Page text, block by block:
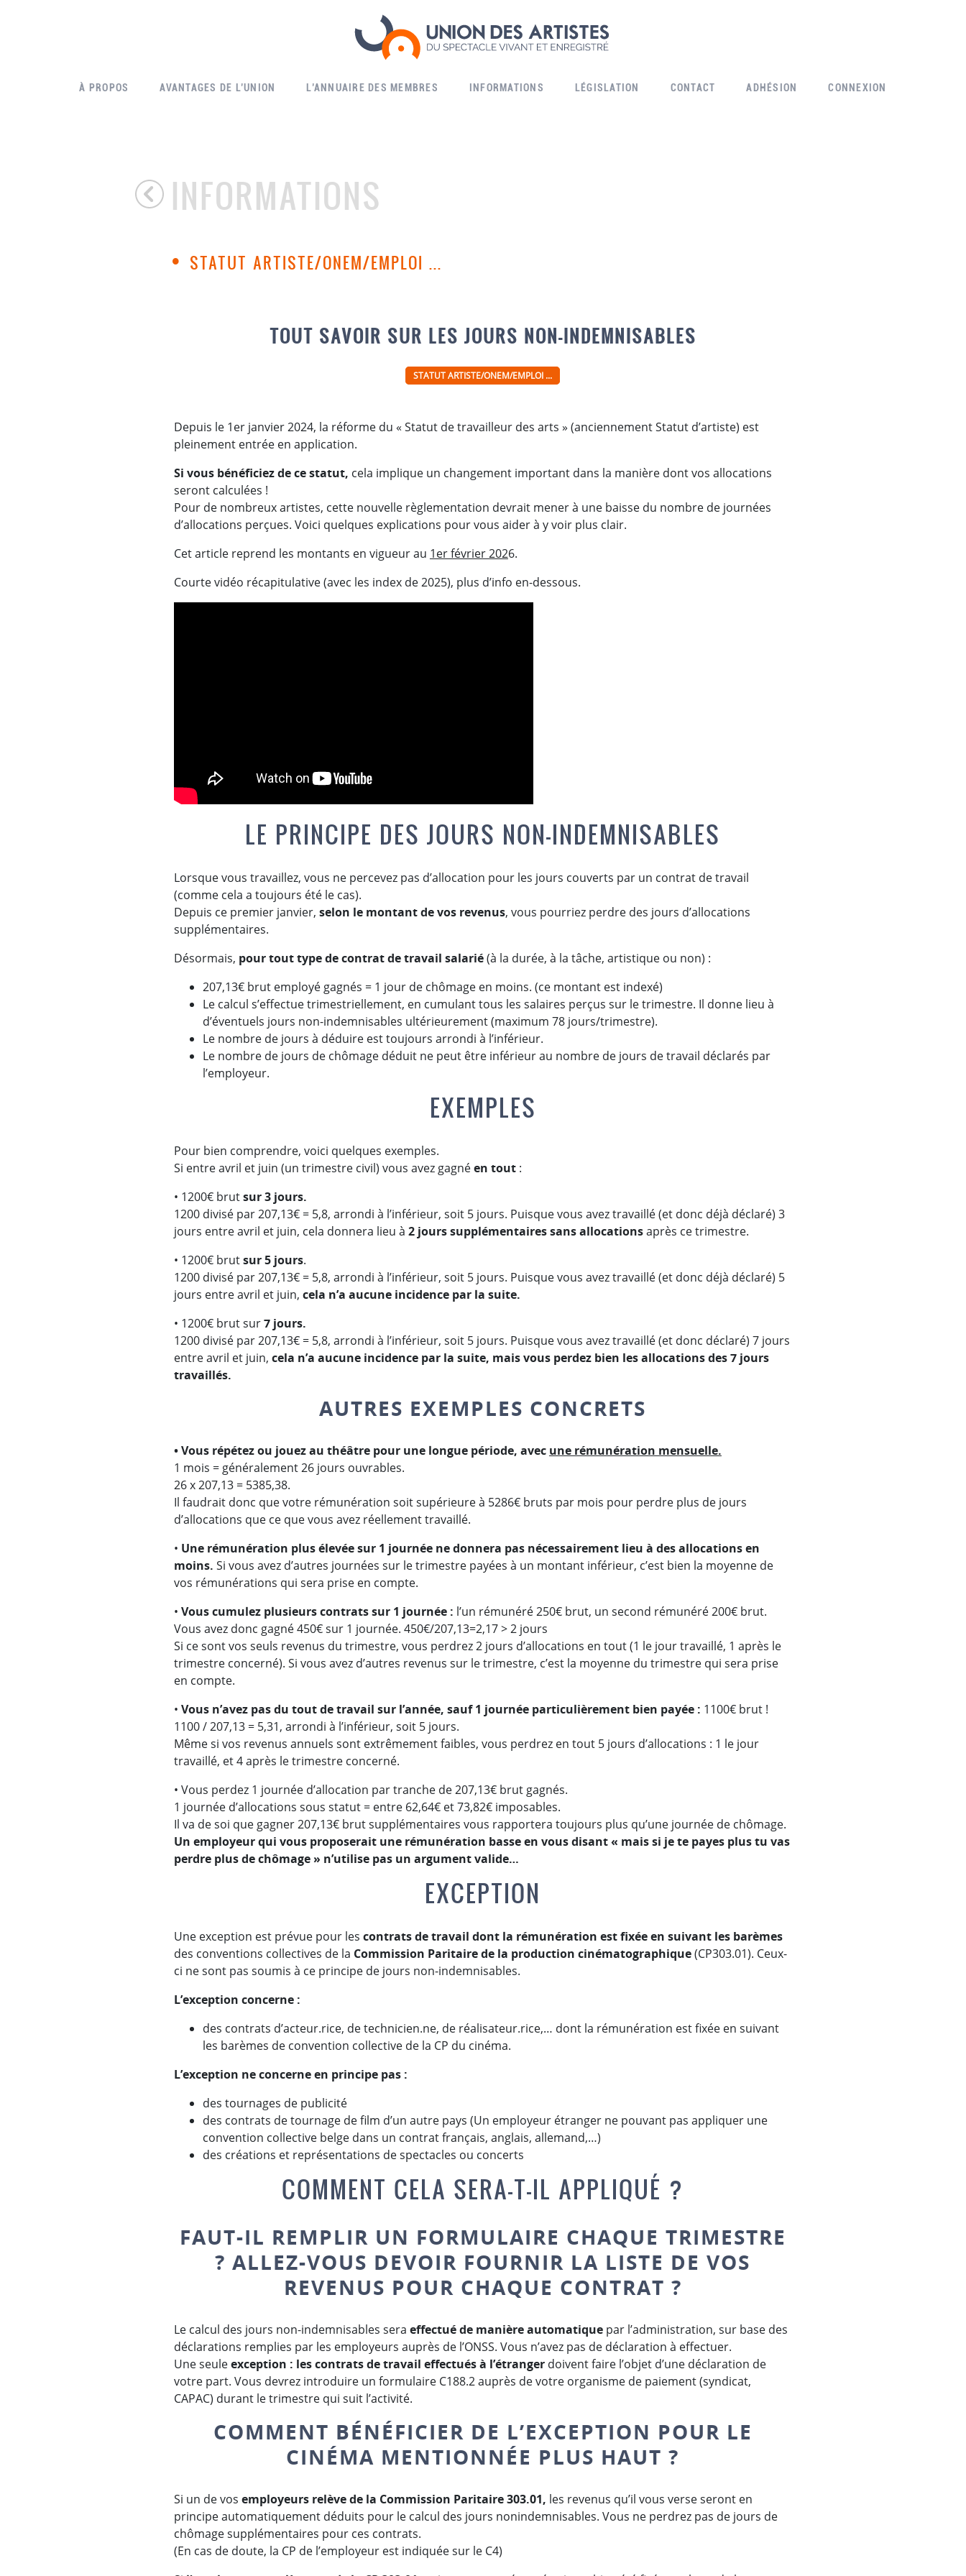
À PROPOS AVANTAGES DE L’UNION L’ANNUAIRE DES MEMBRES INFORMATIONS LÉGISLATION CONTACT ADHÉSION CONNEXION
INFORMATIONS
• STATUT ARTISTE/ONEM/EMPLOI ...
TOUT SAVOIR SUR LES JOURS NON-INDEMNISABLES
STATUT ARTISTE/ONEM/EMPLOI ...
Depuis le 1er janvier 2024, la réforme du « Statut de travailleur des arts » (anciennement Statut d’artiste) est
pleinement entrée en application.
Si vous bénéficiez de ce statut, cela implique un changement important dans la manière dont vos allocations
seront calculées !
Pour de nombreux artistes, cette nouvelle règlementation devrait mener à une baisse du nombre de journées
d’allocations perçues. Voici quelques explications pour vous aider à y voir plus clair.
Cet article reprend les montants en vigueur au 1er février 2026.
Courte vidéo récapitulative (avec les index de 2025), plus d’info en-dessous.
LE PRINCIPE DES JOURS NON-INDEMNISABLES
Lorsque vous travaillez, vous ne percevez pas d’allocation pour les jours couverts par un contrat de travail
(comme cela a toujours été le cas).
Depuis ce premier janvier, selon le montant de vos revenus, vous pourriez perdre des jours d’allocations
supplémentaires.
Désormais, pour tout type de contratde travail salarié(à la durée, à la tâche, artistique ou non) :
207,13€ brut employé gagnés = 1 jour de chômage en moins. (ce montant est indexé)
Le calcul s’effectue trimestriellement, en cumulant tous les salaires perçus sur le trimestre. Il donne lieu à
d’éventuels jours non-indemnisables ultérieurement (maximum 78 jours/trimestre).
Le nombre de jours à déduire est toujours arrondi à l’inférieur.
Le nombre de jours de chômage déduit ne peut être inférieur au nombre de jours de travail déclarés par
l’employeur.
EXEMPLES
Pour bien comprendre, voici quelques exemples.
Si entre avril et juin (un trimestre civil) vous avez gagnéen tout:
• 1200€ brutsur 3 jours.
1200 divisé par 207,13€ = 5,8, arrondi à l’inférieur, soit 5 jours. Puisque vous avez travaillé (et donc déjà déclaré) 3
jours entre avril et juin, cela donnera lieu à 2 jours supplémentaires sans allocationsaprès ce trimestre.
• 1200€ brutsur 5 jours.
1200 divisé par 207,13€ = 5,8, arrondi à l’inférieur, soit 5 jours. Puisque vous avez travaillé (et donc déjà déclaré) 5
jours entre avril et juin, cela n’a aucune incidence par la suite.
• 1200€ brut sur7 jours.
1200 divisé par 207,13€ = 5,8, arrondi à l’inférieur, soit 5 jours. Puisque vous avez travaillé (et donc déclaré) 7 jours
entre avril et juin, cela n’a aucune incidence par la suite, mais vous perdez bien les allocations des 7 jours
travaillés.
AUTRES EXEMPLES CONCRETS
• Vous répétez ou jouez au théâtre pour une longue période, avec une rémunération mensuelle.
1 mois = généralement 26 jours ouvrables.
26 x 207,13 = 5385,38.
Il faudrait donc que votre rémunération soit supérieure à 5286€ bruts par mois pour perdre plus de jours
d’allocations que ce que vous avez réellement travaillé.
• Une rémunération plus élevée sur 1 journée ne donnera pas nécessairement lieu à des allocations en
moins. Si vous avez d’autres journées sur le trimestre payées à un montant inférieur, c’est bien la moyenne de
vos rémunérations qui sera prise en compte.
• Vous cumulez plusieurs contrats sur 1 journée : l’un rémunéré 250€ brut, un second rémunéré 200€ brut.
Vous avez donc gagné 450€ sur 1 journée. 450€/207,13=2,17 > 2 jours
Si ce sont vos seuls revenus du trimestre, vous perdrez 2 jours d’allocations en tout (1 le jour travaillé, 1 après le
trimestre concerné). Si vous avez d’autres revenus sur le trimestre, c’est la moyenne du trimestre qui sera prise
en compte.
• Vous n’avez pas du tout de travail sur l’année, sauf 1 journée particulièrement bien payée : 1100€ brut !
1100 / 207,13 = 5,31, arrondi à l’inférieur, soit 5 jours.
Même si vos revenus annuels sont extrêmement faibles, vous perdrez en tout 5 jours d’allocations : 1 le jour
travaillé, et 4 après le trimestre concerné.
• Vous perdez 1 journée d’allocation par tranche de 207,13€ brut gagnés.
1 journée d’allocations sous statut = entre 62,64€ et 73,82€ imposables.
Il va de soi que gagner 207,13€ brut supplémentaires vous rapportera toujours plus qu’une journée de chômage.
Un employeur qui vous proposerait une rémunération basse en vous disant « mais si je te payes plus tu vas
perdre plus de chômage » n’utilise pas un argument valide…
EXCEPTION
Une exception est prévue pour les contrats de travail dont la rémunération est fixée en suivant les barèmes
des conventions collectives de la Commission Paritaire de la production cinématographique(CP303.01). Ceux-
ci ne sont pas soumis à ce principe de jours non-indemnisables.
L’exception concerne :
des contrats d’acteur.rice, de technicien.ne, de réalisateur.rice,… dont la rémunération est fixée en suivant
les barèmes de convention collective de la CP du cinéma.
L’exception ne concerne en principe pas :
des tournages de publicité
des contrats de tournage de film d’un autre pays (Un employeur étranger ne pouvant pas appliquer une
convention collective belge dans un contrat français, anglais, allemand,…)
des créations et représentations de spectacles ou concerts
COMMENT CELA SERA-T-IL APPLIQUÉ ?
FAUT-IL REMPLIR UN FORMULAIRE CHAQUE TRIMESTRE
? ALLEZ-VOUS DEVOIR FOURNIR LA LISTE DE VOS
REVENUS POUR CHAQUE CONTRAT ?
Le calcul des jours non-indemnisables sera effectué de manière automatiquepar l’administration, sur base des
déclarations remplies par les employeurs auprès de l’ONSS. Vous n’avez pas de déclaration à effectuer.
Une seuleexception : les contrats de travail effectués à l’étrangerdoivent faire l’objet d’une déclaration de
votre part. Vous devrez introduire un formulaire C188.2 auprès de votre organisme de paiement (syndicat,
CAPAC) durant le trimestre qui suit l’activité.
COMMENT BÉNÉFICIER DE L’EXCEPTION POUR LE
CINÉMA MENTIONNÉE PLUS HAUT ?
Si un de vos employeurs relève de la Commission Paritaire 303.01, les revenus qu’il vous verse seront en
principe automatiquement déduits pour le calcul des jours nonindemnisables. Vous ne perdrez pas de jours de
chômage supplémentaires pour ces contrats.
(En cas de doute, la CP de l’employeur est indiquée sur le C4)